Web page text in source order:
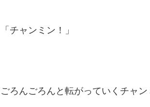
「チャンミン！」
ごろんごろんと転がっていくチャ